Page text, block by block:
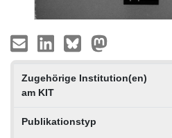
Zugehörige Institution(en)
am KIT
Publikationstyp